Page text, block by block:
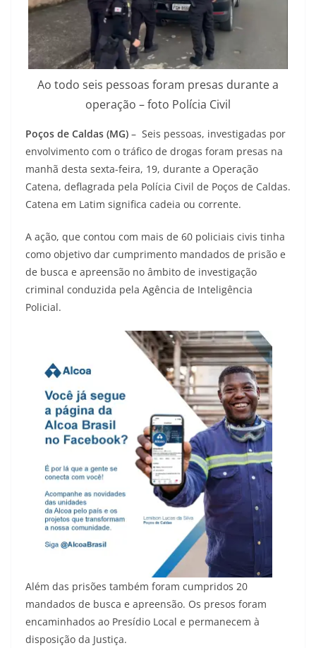
Ao todo seis pessoas foram presas durante a
operação – foto Polícia Civil
Poços de Caldas (MG) – Seis pessoas, investigadas por
envolvimento com o tráfico de drogas foram presas na
manhã desta sexta-feira, 19, durante a Operação
Catena, deflagrada pela Polícia Civil de Poços de Caldas.
Catena em Latim significa cadeia ou corrente.
A ação, que contou com mais de 60 policiais civis tinha
como objetivo dar cumprimento mandados de prisão e
de busca e apreensão no âmbito de investigação
criminal conduzida pela Agência de Inteligência
Policial.
Além das prisões também foram cumpridos 20
mandados de busca e apreensão. Os presos foram
encaminhados ao Presídio Local e permanecem à
disposição da Justiça.